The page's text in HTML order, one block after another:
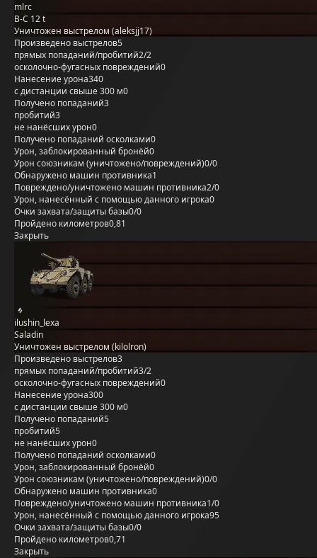
mlrc
B-C 12 t
Уничтожен выстрелом (aleksjj17)
Произведено выстрелов5
прямых попаданий/пробитий2/2
осколочно-фугасных повреждений0
Нанесение урона340
с дистанции свыше 300 м0
Получено попаданий3
пробитий3
не нанёсших урон0
Получено попаданий осколками0
Урон, заблокированный бронёй0
Урон союзникам (уничтожено/повреждений)0/0
Обнаружено машин противника1
Повреждено/уничтожено машин противника2/0
Урон, нанесённый с помощью данного игрока0
Очки захвата/защиты базы0/0
Пройдено километров0,81
Закрыть
ilushin_lexa
Saladin
Уничтожен выстрелом (kilolron)
Произведено выстрелов3
прямых попаданий/пробитий3/2
осколочно-фугасных повреждений0
Нанесение урона300
с дистанции свыше 300 м0
Получено попаданий5
пробитий5
не нанёсших урон0
Получено попаданий осколками0
Урон, заблокированный бронёй0
Урон союзникам (уничтожено/повреждений)0/0
Обнаружено машин противника0
Повреждено/уничтожено машин противника1/0
Урон, нанесённый с помощью данного игрока95
Очки захвата/защиты базы0/0
Пройдено километров0,71
Закрыть